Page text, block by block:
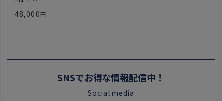
48,000
SNSでお得な情報配信中！
Social media